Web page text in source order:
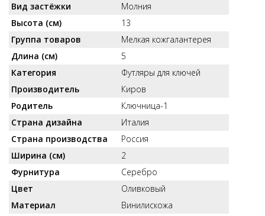
Вид застёжки
Молния
Высота (см)
13
Группа товаров
Мелкая кожгалантерея
Длина (см)
5
Категория
Футляры для ключей
Производитель
Киров
Родитель
Ключница-1
Страна дизайна
Италия
Страна производства
Россия
Ширина (см)
2
Фурнитура
Серебро
Цвет
Оливковый
Материал
Винилискожа